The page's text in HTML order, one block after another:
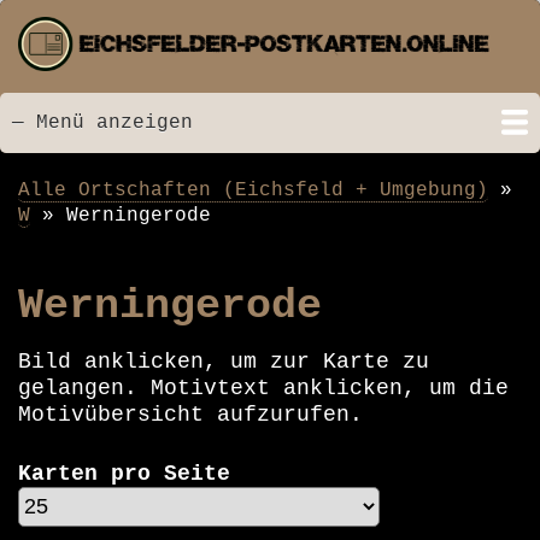
zum
Inhalt
Menü
— Menü anzeigen
Startseite
Neu hinzugefügt
Postkarten
Bildarchiv
Videos
Suche
Kontakt
Links
Spende
Pfadnavigation
Alle Ortschaften (Eichsfeld + Umgebung)
W
Werningerode
Werningerode
Bild anklicken, um zur Karte zu
gelangen. Motivtext anklicken, um die
Motivübersicht aufzurufen.
Karten pro Seite